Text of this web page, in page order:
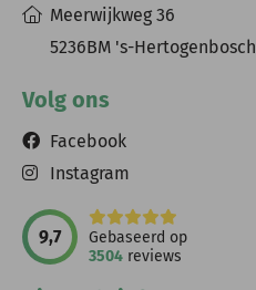
Meerwijkweg 36
5236BM 's-Hertogenbosch
Volg ons
Facebook
Instagram
9,7
Gebaseerd op
3504 reviews